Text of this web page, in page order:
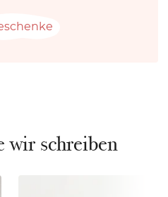
wir schreiben